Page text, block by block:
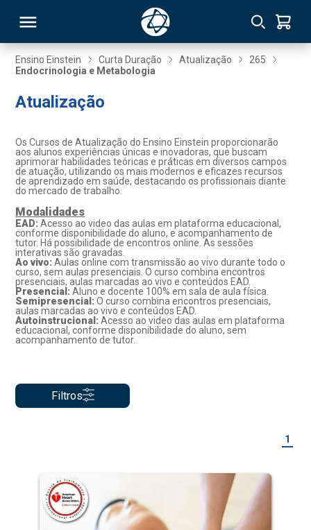
Ensino Einstein Curta Duração Atualização
265
Endocrinologia e Metabologia
Atualização
Os Cursos de Atualização do Ensino Einstein proporcionarão
aos alunos experiências únicas e inovadoras, que buscam
aprimorar habilidades teóricas e práticas em diversos campos
de atuação, utilizando os mais modernos e eficazes recursos
de aprendizado em saúde, destacando os profissionais diante
do mercado de trabalho.
Modalidades
EAD:Acesso ao video das aulas em plataforma educacional,
conforme disponibilidade do aluno, e acompanhamento de
tutor. Há possibilidade de encontros online. As sessões
interativas são gravadas.
Ao vivo: Aulas online com transmissão ao vivo durante todo o
curso, sem aulas presenciais. O curso combina encontros
presenciais, aulas marcadas ao vivo e conteúdos EAD.
Presencial:Aluno e docente 100% em sala de aula física.
Semipresencial:O curso combina encontros presenciais,
aulas marcadas ao vivo e conteúdos EAD.
Autoinstrucional:Acesso ao video das aulas em plataforma
educacional, conforme disponibilidade do aluno, sem
acompanhamento de tutor.
Filtros
1